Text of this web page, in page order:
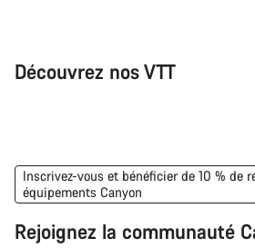
Découvrez nos VTT
Inscrivez-vous et bénéficier de 10 % de
équipements Canyon
Rejoignez la communauté